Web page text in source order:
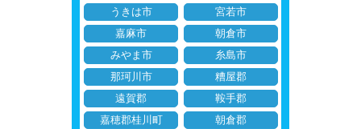
うきは市
宮若市
嘉麻市
朝倉市
みやま市
糸島市
那珂川市
糟屋郡
遠賀郡
鞍手郡
嘉穂郡桂川町
朝倉郡